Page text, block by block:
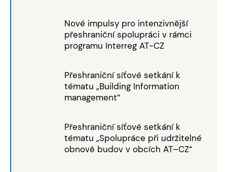
Nové impulsy pro intenzivnější
přeshraniční spolupráci v rámci
programu Interreg AT-CZ
Přeshraniční síťové setkání k
tématu „Building Information
management“
Přeshraniční síťové setkání k
tématu „Spolupráce při udržitelné
obnově budov v obcích AT–CZ“